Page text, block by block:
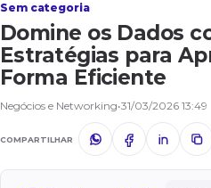
Sem categoria
Domine os Dados
Estratégias para
Forma Eficiente
Negócios e Networking•31/03/2026 13:49
COMPARTILHAR